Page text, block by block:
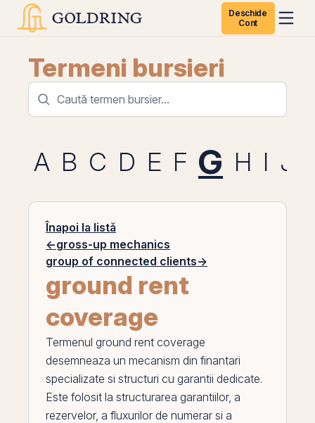
Deschide
Cont
Termeni bursieri
A B C D E F G H I J
Înapoi la listă
←gross-up mechanics
group of connected clients→
ground rent
coverage
Termenul ground rent coverage
desemneaza un mecanism din finantari
specializate si structuri cu garantii dedicate.
Este folosit la structurarea garantiilor, a
rezervelor, a fluxurilor de numerar si a